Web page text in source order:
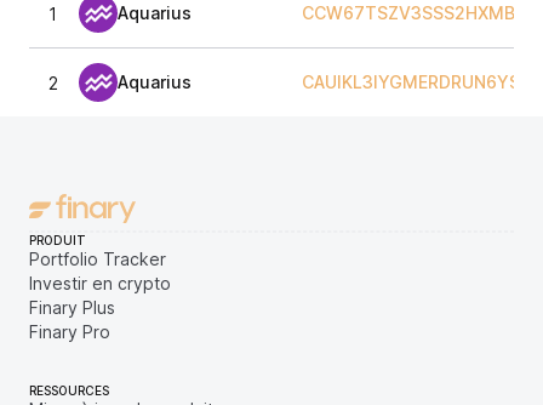
1 Aquarius
2 Aquarius
PRODUIT
Portfolio Tracker
Investir en crypto
Finary Plus
Finary Pro
RESSOURCES